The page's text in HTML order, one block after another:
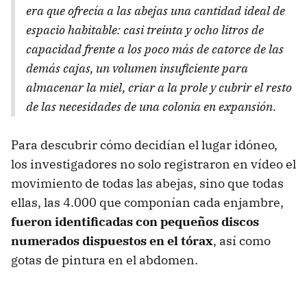
era que ofrecía a las abejas una cantidad ideal de
espacio habitable: casi treinta y ocho litros de
capacidad frente a los poco más de catorce de las
demás cajas, un volumen insuficiente para
almacenar la miel, criar a la prole y cubrir el resto
de las necesidades de una colonia en expansión.
Para descubrir cómo decidían el lugar idóneo,
los investigadores no solo registraron en vídeo el
movimiento de todas las abejas, sino que todas
ellas, las 4.000 que componían cada enjambre,
fueron identificadas con pequeños discos
numerados dispuestos en el tórax, así como
gotas de pintura en el abdomen.